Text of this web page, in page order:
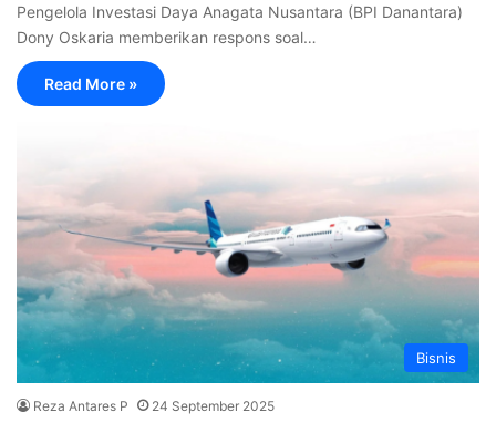
Pengelola Investasi Daya Anagata Nusantara (BPI Danantara)
Dony Oskaria memberikan respons soal…
Read More »
Bisnis
Reza Antares P 24 September 2025